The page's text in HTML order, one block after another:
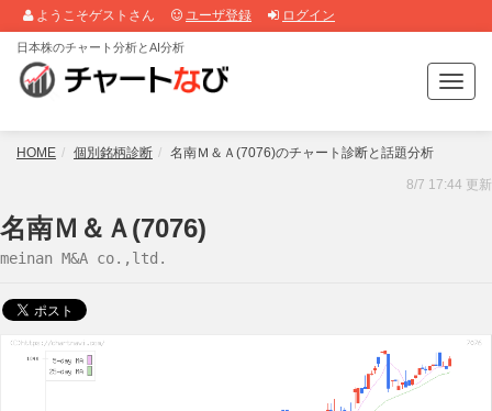
ようこそゲストさん ユーザ登録 ログイン
T
o
g
e
i
日本株のチャート分析とAI分析
HOME 個別銘柄診断 名南Ｍ＆Ａ(7076)のチャート診断と話題分析
8/7 17:44 更新
名南Ｍ＆Ａ(7076)
meinan M&A co.,ltd.